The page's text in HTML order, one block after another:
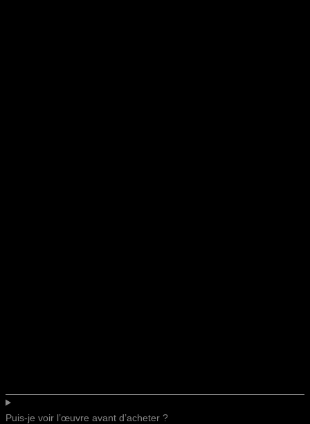
Puis-je voir l’œuvre avant d’acheter ?